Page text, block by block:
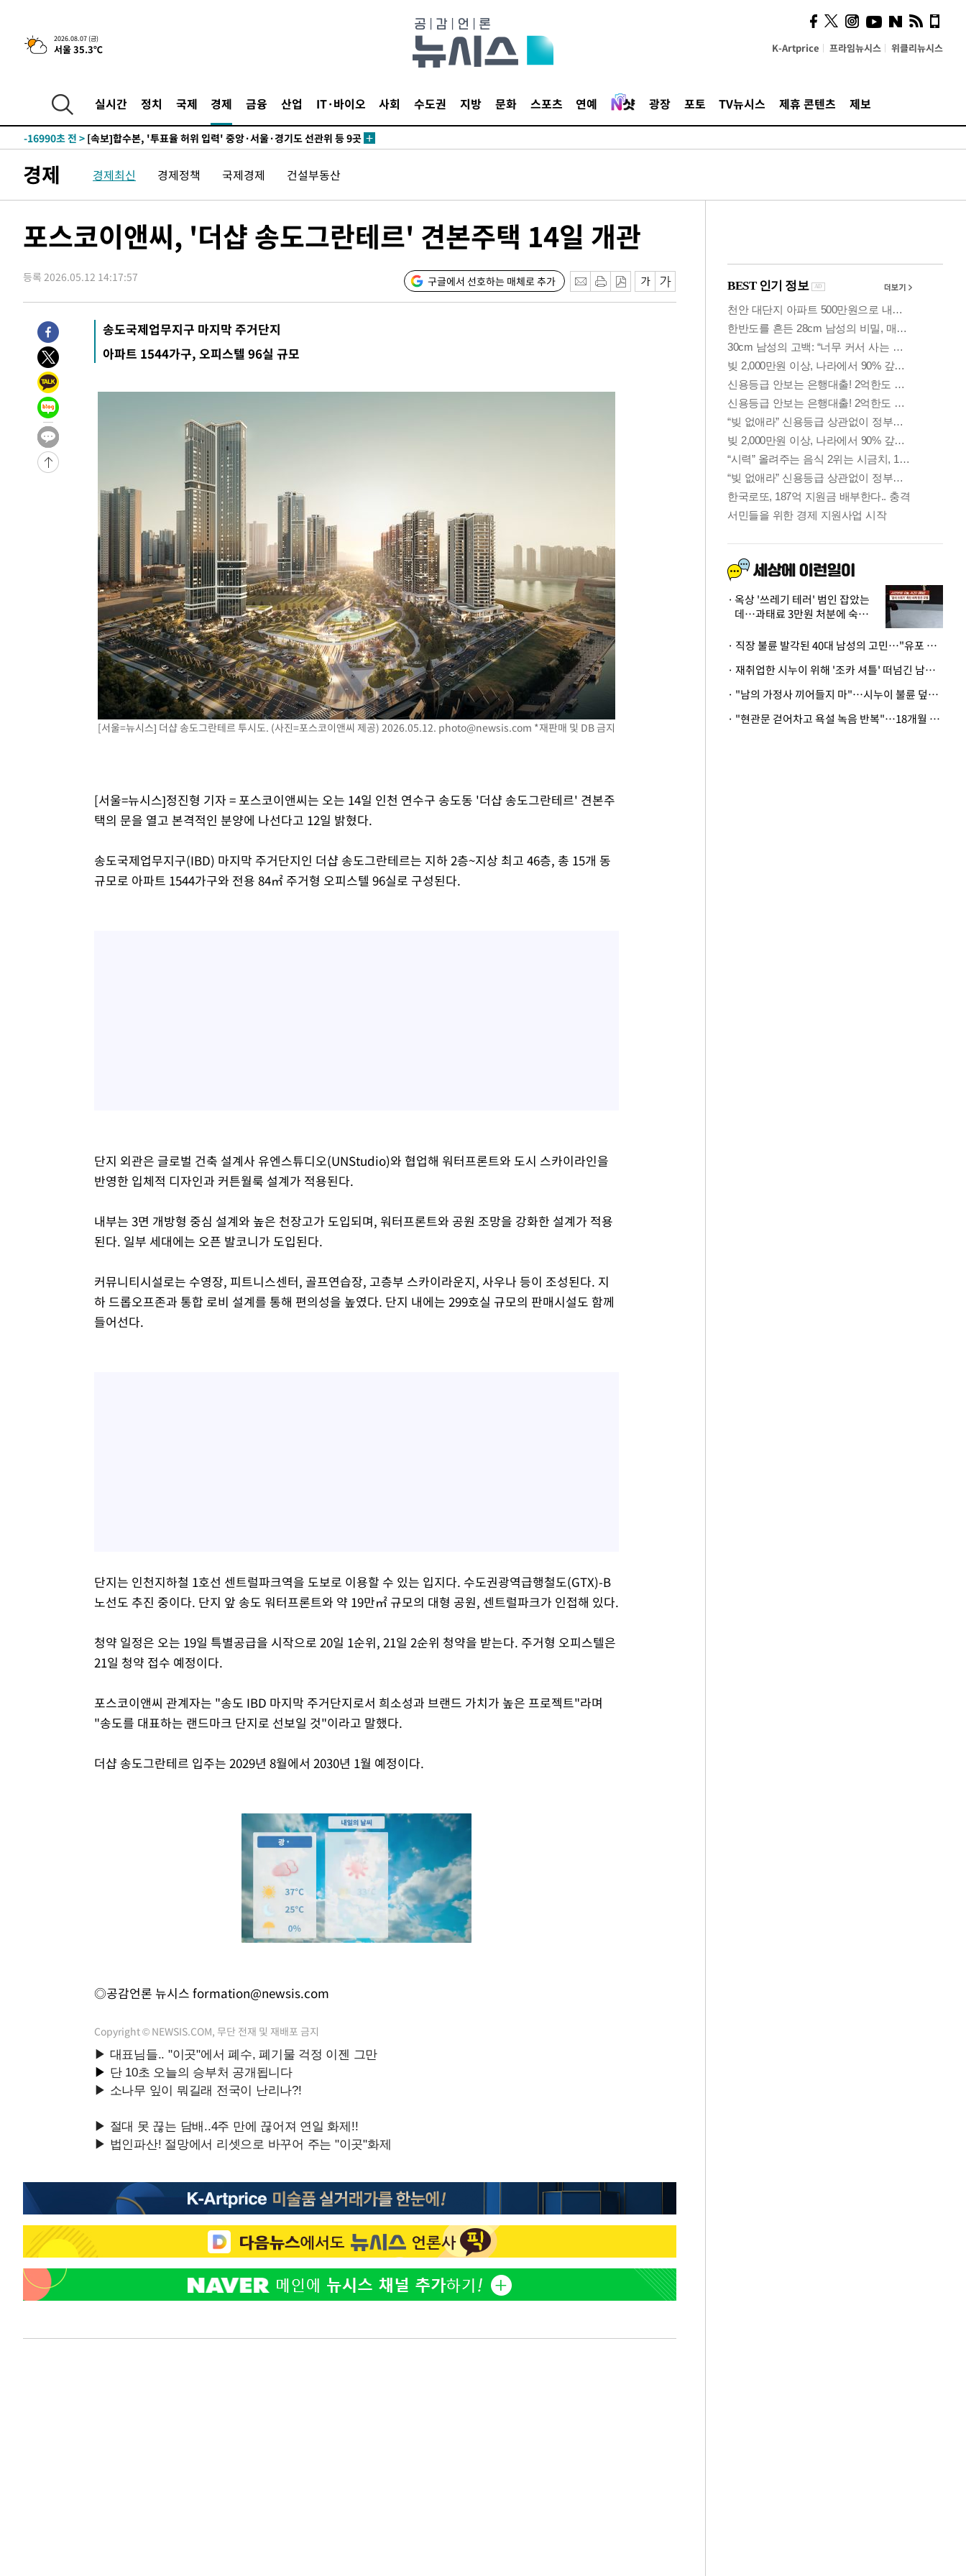
2026.08.07 (금)
서울 35.3℃ K-Artprice 프라임뉴시스 위클리뉴시스
실시간 정치 국제 경제 금융 산업 IT·바이오 사회 수도권 지방 문화 스포츠 연예 광장 포토 TV뉴시스 제휴 콘텐츠 제보
-23552초 전 >[속보]종합특검, '관저이전 봐주기 감사' 유병호 구속기소
-20152초 전 >민주 콩고 에볼라환자 4천명 돌파, 4053명 발생 1850명 사망
-18596초 전 >
"미 전국적 살모네라 식중독 원인은 멕시코산 할라피뇨"-- CDC
-17109초 전 >
-16990초 전 > [속보]합수본, '투표율 허위 입력' 중앙·서울·경기도 선관위 등 9곳
-16541초 전 >
[속보]삼성전자·SK하이닉스 동반 강보합…1%대 상승 출발
-16527초 전 >[속보]코스닥, 5.95포인트(0.74%) 상승한 807.62개장
-13660초 전 >시리아 다마스쿠스 교외에서 미니버스 폭발.. 14명 부상, 3명은 중
-7922초 전 >이란, 호르무즈서 "적국 목표물들"과 대치로 남부 케슘섬에서 두차
-6637초 전 >[속보]美, 폴리실리콘 수입 규제…파생제품 15% 관세, 120일 후 발
-4788초 전 >
[속보]트럼프, 美 원정출산 금지 행정명령 서명
-2488초 전 >
[속보] 뉴욕증시, 일제 하락 마감…나스닥 0.06%↓
-31221초 전 >
[속보]국힘 윤리위, '돌려차기 발언' 진종오·서범수 징계 절차 개시
-26546초 전 >
25.3%↑
-23706초 전 >
-23572초 전 >
[속보]종합특검, '관저이전 봐주기 감사' 유병호 구속기소
-20172초 전 >
민주 콩고 에볼라환자 4천명 돌파, 4053명 발생 1850명 사망
-19422초 전 >
[속보]'300억원대 사기 혐의' 차가원 대표 구속 송치
"미 전국적 살모네라 식중독 원인은 멕시코산 할라피뇨"-- CDC
[속보]경찰·노동부, HL만도 평택사업장 끼임 사망 관련 압수수색
[속보]합수본, '투표율 허위 입력' 중앙·서울·경기도 선관위 등 9곳
[속보]원·달러 환율, 오전 9시 1423.8원
[속보]삼성전자·SK하이닉스 동반 강보합…1%대 상승 출발
[속보]코스닥, 5.95포인트(0.74%) 상승한 807.62개장
[속보]코스피, 6300선 재탈환…1.09% 오른 6365.07 개장
시리아 다마스쿠스 교외에서 미니버스 폭발.. 14명 부상, 3명은 중
입추에도 극한더위…서울 낮 39도 '폭염중대경보'
이란, 호르무즈서 "적국 목표물들"과 대치로 남부 케슘섬에서 두차
[속보]美, 폴리실리콘 수입 규제…파생제품 15% 관세, 120일 후 발
[속보]트럼프, 美 원정출산 금지 행정명령 서명
[속보] 뉴욕증시, 일제 하락 마감…나스닥 0.06%↓
경제 경제최신 경제정책 국제경제 건설부동산
포스코이앤씨, '더샵 송도그란테르' 견본주택 14일 개관
등록 2026.05.12 14:17:57 구글에서 선호하는 매체로 추가
송도국제업무지구 마지막 주거단지
아파트 1544가구, 오피스텔 96실 규모
[서울=뉴시스] 더샵 송도그란테르 투시도. (사진=포스코이앤씨 제공) 2026.05.12. photo@newsis.com *재판매 및 DB 금지
[서울=뉴시스]정진형 기자 = 포스코이앤씨는 오는 14일 인천 연수구 송도동 '더샵 송도그란테르' 견본주
택의 문을 열고 본격적인 분양에 나선다고 12일 밝혔다.
송도국제업무지구(IBD) 마지막 주거단지인 더샵 송도그란테르는 지하 2층~지상 최고 46층, 총 15개 동
규모로 아파트 1544가구와 전용 84㎡ 주거형 오피스텔 96실로 구성된다.
단지 외관은 글로벌 건축 설계사 유엔스튜디오(UNStudio)와 협업해 워터프론트와 도시 스카이라인을
반영한 입체적 디자인과 커튼월룩 설계가 적용된다.
내부는 3면 개방형 중심 설계와 높은 천장고가 도입되며, 워터프론트와 공원 조망을 강화한 설계가 적용
된다. 일부 세대에는 오픈 발코니가 도입된다.
커뮤니티시설로는 수영장, 피트니스센터, 골프연습장, 고층부 스카이라운지, 사우나 등이 조성된다. 지
하 드롭오프존과 통합 로비 설계를 통해 편의성을 높였다. 단지 내에는 299호실 규모의 판매시설도 함께
들어선다.
단지는 인천지하철 1호선 센트럴파크역을 도보로 이용할 수 있는 입지다. 수도권광역급행철도(GTX)-B
노선도 추진 중이다. 단지 앞 송도 워터프론트와 약 19만㎡ 규모의 대형 공원, 센트럴파크가 인접해 있다.
청약 일정은 오는 19일 특별공급을 시작으로 20일 1순위, 21일 2순위 청약을 받는다. 주거형 오피스텔은
21일 청약 접수 예정이다.
포스코이앤씨 관계자는 "송도 IBD 마지막 주거단지로서 희소성과 브랜드 가치가 높은 프로젝트"라며
"송도를 대표하는 랜드마크 단지로 선보일 것"이라고 말했다.
더샵 송도그란테르 입주는 2029년 8월에서 2030년 1월 예정이다.
◎공감언론 뉴시스 formation@newsis.com
Copyright © NEWSIS.COM, 무단 전재 및 재배포 금지
시, 스마트폰 액세서리에
NFC 더했다
옥상 '쓰레기 테러' 범인 잡았는
데…과태료 3만원 처분에 숙박업
· 직장 불륜 발각된 40대 남성의 고민…"유포 동료 명예훼손·협박죄 고소 가능할까"
· 재취업한 시누이 위해 '조카 셔틀' 떠넘긴 남편…아내 "난 못한다"
· "남의 가정사 끼어들지 마"…시누이 불륜 덮으려는 남편에 억울한 아내
· "현관문 걷어차고 욕설 녹음 반복"…18개월 아기 키우는 집 뒤흔든 '앞집의 비극'